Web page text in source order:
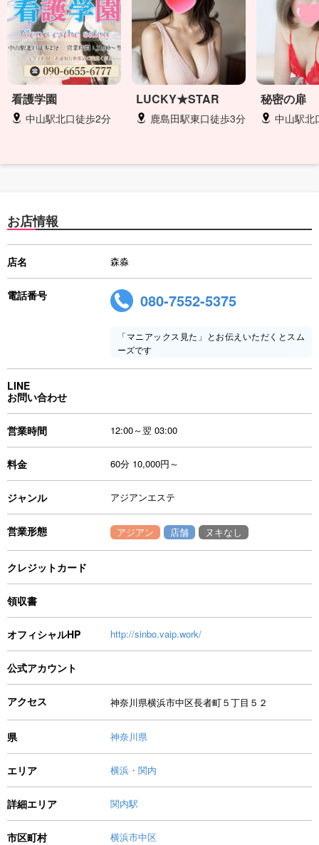
看護学園
中山駅北口徒歩2分
LUCKY★STAR
鹿島田駅東口徒歩3分
秘密の扉
中山駅北
お店情報
店名 森淼
電話番号 080-7552-5375
「マニアックス見た」とお伝えいただくとスム
ーズです
LINE
お問い合わせ
営業時間 12:00～翌 03:00
料金 60分 10,000円～
ジャンル アジアンエステ
営業形態 アジアン 店舗 ヌキなし
クレジットカード
領収書
オフィシャルHP http://sinbo.vaip.work/
公式アカウント
アクセス 神奈川県横浜市中区長者町５丁目５２
県 神奈川県
エリア 横浜・関内
詳細エリア 関内駅
市区町村 横浜市中区